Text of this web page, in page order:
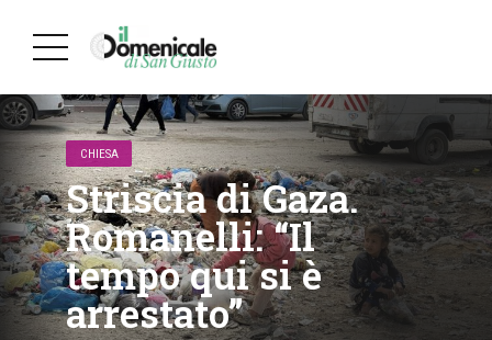
CHIESA
Striscia di Gaza.
Romanelli: “Il
tempo qui si è
arrestato”